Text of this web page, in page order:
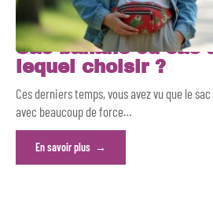
Sac banane ou sac
lequel choisir ?
Ces derniers temps, vous avez vu que le
avec beaucoup de force…
En savoir plus